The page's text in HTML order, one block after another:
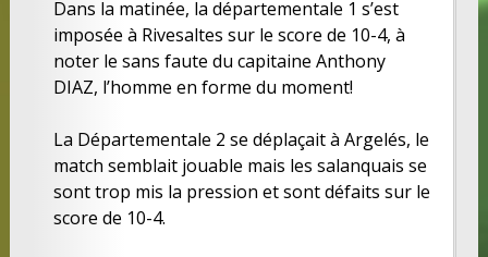
Dans la matinée, la départementale 1 s’est
imposée à Rivesaltes sur le score de 10-4, à
noter le sans faute du capitaine Anthony
DIAZ, l’homme en forme du moment!
La Départementale 2 se déplaçait à Argelés, le
match semblait jouable mais les salanquais se
sont trop mis la pression et sont défaits sur le
score de 10-4.